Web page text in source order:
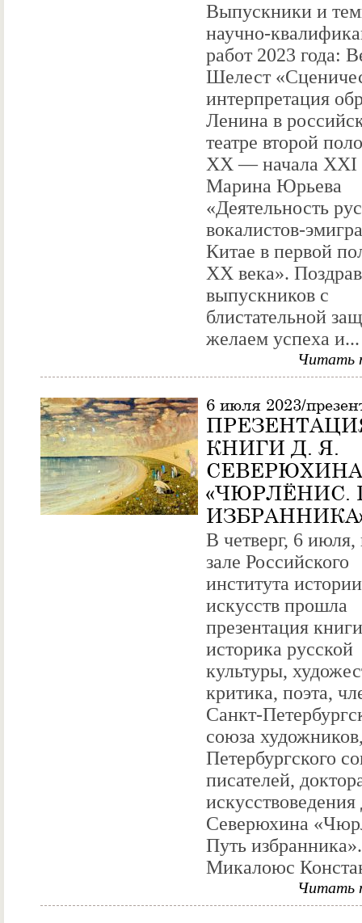
Выпускники и
научно-
работ 2023 года:
Шелест
интерпретация
Ленина в
театре второй
XX — начала XXI
Марина Юрьева
«Деятельность
вокалистов-
Китае в первой
XX века».
выпускников с
блистательной
желаем успеха и...
Читать
6 июля 2023/
КНИГИ Д. Я.
СЕВЕРЮХИНА
«ЧЮРЛЁНИС.
В четверг, 6
зале Российского
института истории
искусств прошла
презентация книги
историка русской
культуры,
критика, поэта,
Санкт-
союза
Петербургского
писателей,
Северюхина
Путь избранника».
Микалоюс
Читать